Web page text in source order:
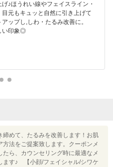
げ♪ほうれい線やフェイスライン・
目元もキュッと自然に引き上げて
アップし,しわ・たるみ改善に。
い印象◎
締めて、たるみを改善します！お肌
方法をご提案致します。クーポンメ
たら、カウンセリング時に最適なメ
ます♪ 【小顔/フェイシャル/シワケ